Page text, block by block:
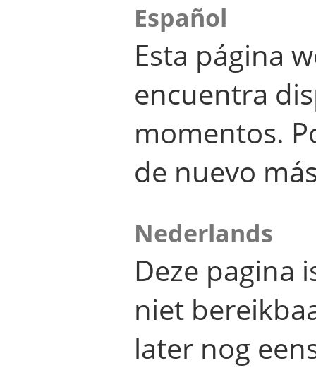
Español
Esta página
encuentra
momentos.
de nuevo
Nederlands
Deze pagina
niet
later nog